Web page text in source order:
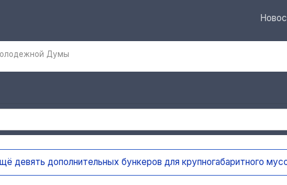
Думы
дополнительных бункеров для крупногабаритного мусора